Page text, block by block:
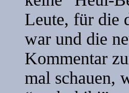
Leute, für die
war und die
Kommentar
mal schauen,